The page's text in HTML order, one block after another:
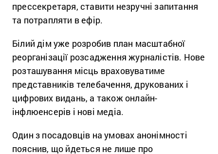
прессекретаря, ставити незручні запитання
та потрапляти в ефір.
Білий дім уже розробив план масштабної
реорганізації розсадження журналістів. Нове
розташування місць враховуватиме
представників телебачення, друкованих і
цифрових видань, а також онлайн-
інфлюенсерів і нові медіа.
Один з посадовців на умовах анонімності
пояснив, що йдеться не лише про